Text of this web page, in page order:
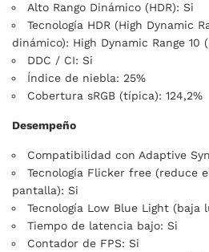
Alto Rango Dinámico (HDR): Si
Tecnología HDR (High Dynamic
dinámico): High Dynamic Range 10
DDC / CI: Si
Índice de niebla: 25%
Cobertura sRGB (típica): 124,2%
Desempeño
Compatibilidad con Adaptive
Tecnología Flicker free (reduce
pantalla): Si
Tecnología Low Blue Light (baja
Tiempo de latencia bajo: Si
Contador de FPS: Si